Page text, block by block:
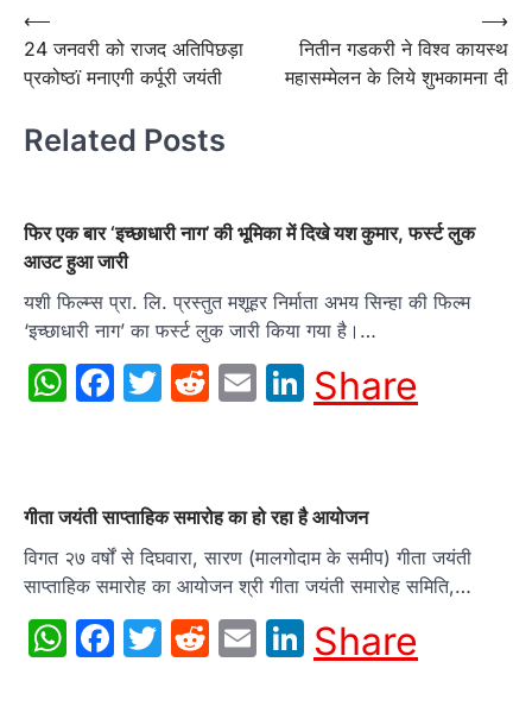
Post
navigation
⟵
24 जनवरी को राजद अतिपिछड़ा
प्रकोष्ठï मनाएगी कर्पूरी जयंती
नितीन गडकरी ने विश्व कायस्थ
महासम्मेलन के लिये शुभकामना दी
⟶
Related Posts
फिर एक बार ‘इच्‍छाधारी नाग’ की भूमिका में दिखे यश कुमार, फर्स्ट लुक
आउट हुआ जारी
यशी फिल्‍म्‍स प्रा. लि. प्रस्‍तुत मशूहर निर्माता अभय सिन्‍हा की फिल्‍म
‘इच्‍छाधारी नाग’ का फर्स्‍ट लुक जारी किया गया है।…
WhatsApp
Facebook
Twitter
Reddit
EmailLinkedIn
Share
गीता जयंती साप्ताहिक समारोह का हो रहा है आयोजन
विगत २७ वर्षों से दिघवारा, सारण (मालगोदाम के समीप) गीता जयंती
साप्ताहिक समारोह का आयोजन श्री गीता जयंती समारोह समिति,…
WhatsApp
Facebook
Twitter
Reddit
EmailLinkedIn
Share